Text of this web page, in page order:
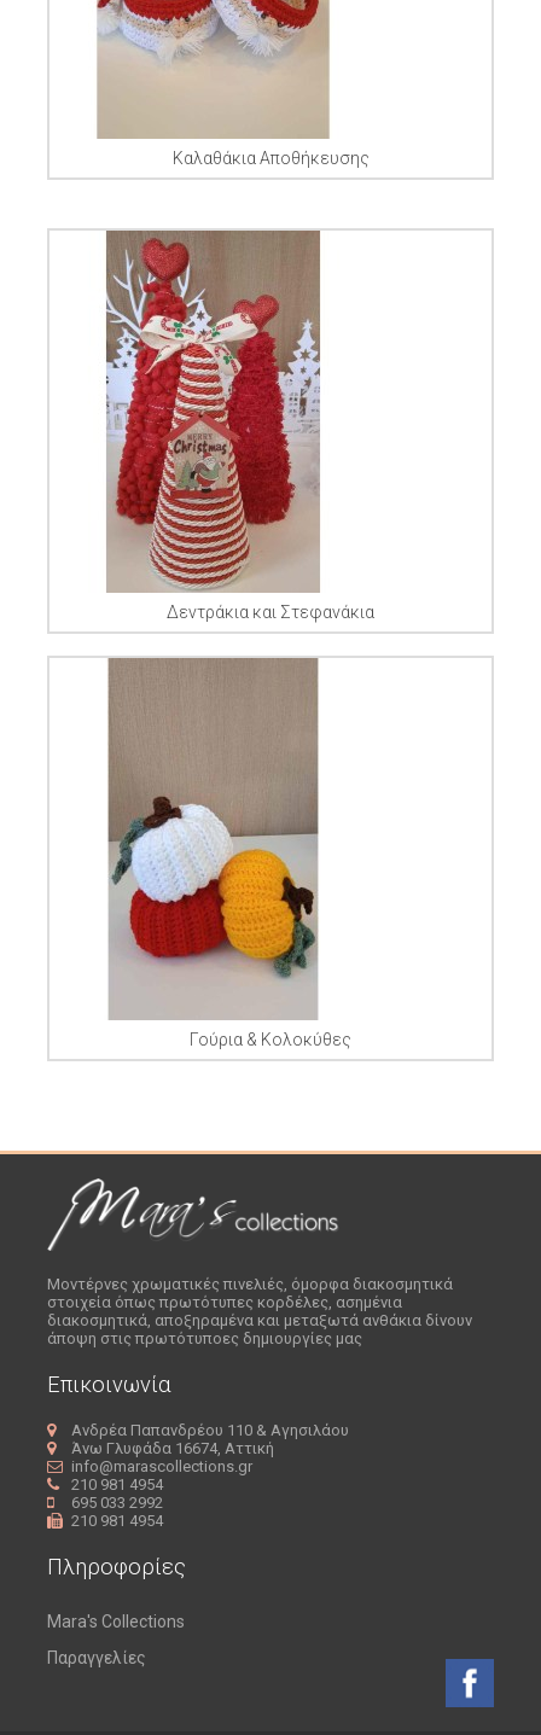
Καλαθάκια Αποθήκευσης
Δεντράκια και Στεφανάκια
Γούρια & Κολοκύθες
Μοντέρνες χρωματικές πινελιές, όμορφα διακοσμητικά
στοιχεία όπως πρωτότυπες κορδέλες, ασημένια
διακοσμητικά, αποξηραμένα και μεταξωτά ανθάκια δίνουν
άποψη στις πρωτότυποες δημιουργίες μας
Επικοινωνία
Ανδρέα Παπανδρέου 110 & Αγησιλάου
Άνω Γλυφάδα 16674, Αττική
info@marascollections.gr
210 981 4954
695 033 2992
210 981 4954
Πληροφορίες
Mara's Collections
Παραγγελίες